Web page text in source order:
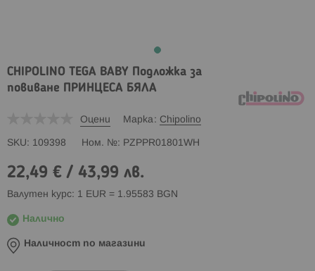
CHIPOLINO TEGA BABY Подложка за
повиване ПРИНЦЕСА БЯЛА
Оцени Марка Chipolino
SKU 109398 Ном. № PZPPR01801WH
22,49 € / 43,99 лв.
Валутен курс: 1 EUR = 1.95583 BGN
Налично
Наличност по магазини